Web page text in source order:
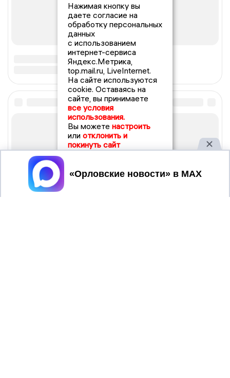
Нажимая кнопку вы
даете согласие на
обработку персональных
данных
с использованием
интернет-сервиса
Яндекс.Метрика,
top.mail.ru, LiveInternet.
На сайте используются
cookie. Оставаясь на
сайте, вы принимаете
все условия
использования.
Вы можете настроить
или отклонить и
покинуть сайт
Принять